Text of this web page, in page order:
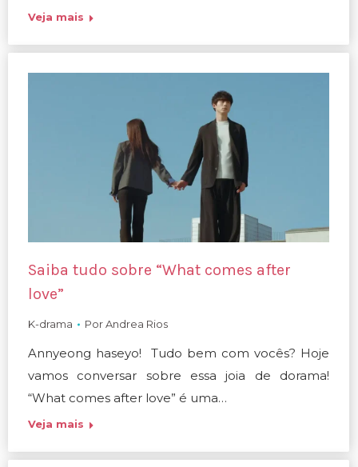
Veja mais
Saiba tudo sobre “What comes after
love”
K-drama PorAndrea Rios
Annyeong haseyo! Tudo bem com vocês? Hoje
vamos conversar sobre essa joia de dorama!
“What comes after love” é uma…
Veja mais